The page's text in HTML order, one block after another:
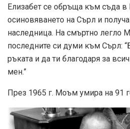
Елизабет се обръща към съда в
осиновяването на Сърл и
наследница. На смъртно легло
последните си думи към Сърл:
ръката и да ти благодаря за
мен.”
През 1965 г. Моъм умира на 91